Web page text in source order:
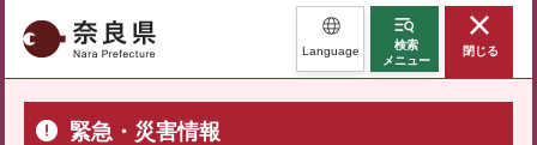
奈良県 Language
検索
メニュー
閉じる
緊急・災害情報